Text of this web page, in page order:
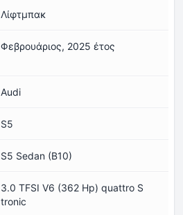
Λίφτμπακ
Φεβρουάριος, 2025 έτος
Audi
S5
S5 Sedan (B10)
3.0 TFSI V6 (362 Hp) quattro S
tronic